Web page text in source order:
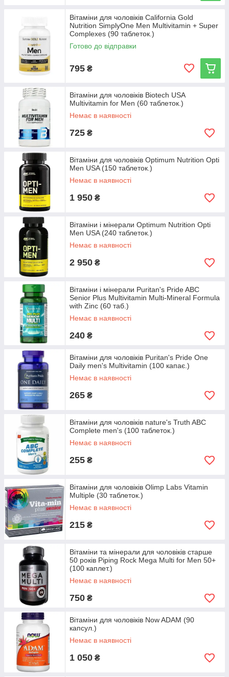
Вітаміни для чоловіків California Gold
Nutrition SimplyOne Men Multivitamin + Super
Complexes (90 таблеток.)
Готово до відправки
795 ₴
Вітаміни для чоловіків Biotech USA
Multivitamin for Men (60 таблеток.)
Немає в наявності
725 ₴
Вітаміни для чоловіків Optimum Nutrition Opti
Men USA (150 таблеток.)
Немає в наявності
1 950 ₴
Вітаміни і мінерали Optimum Nutrition Opti
Men USA (240 таблеток.)
Немає в наявності
2 950 ₴
Вітаміни і мінерали Puritan's Pride ABC
Senior Plus Multivitamin Multi-Mineral Formula
with Zinc (60 таб.)
Немає в наявності
240 ₴
Вітаміни для чоловіків Puritan's Pride One
Daily men's Multivitamin (100 капає.)
Немає в наявності
265 ₴
Вітаміни для чоловіків nature's Truth ABC
Complete men's (100 таблеток.)
Немає в наявності
255 ₴
Вітаміни для чоловіків Olimp Labs Vitamin
Multiple (30 таблеток.)
Немає в наявності
215 ₴
Вітаміни та мінерали для чоловіків старше
50 років Piping Rock Mega Multi for Men 50+
(100 каплет.)
Немає в наявності
750 ₴
Вітаміни для чоловіків Now ADAM (90
капсул.)
Немає в наявності
1 050 ₴